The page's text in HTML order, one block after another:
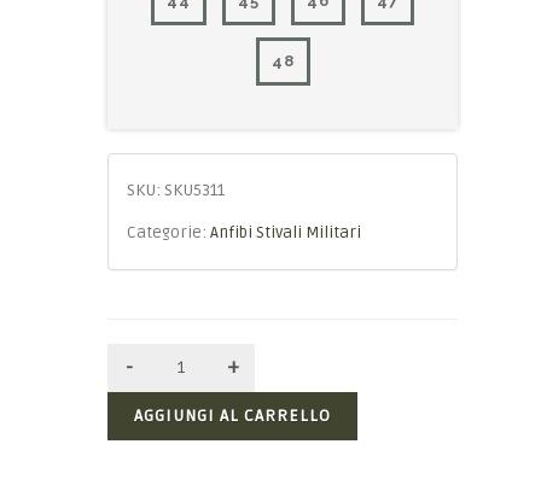
48
SKU: SKU5311
Categorie: Anfibi Stivali Militari
AGGIUNGI AL CARRELLO